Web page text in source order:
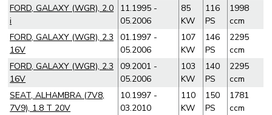
FORD, GALAXY (WGR), 2.0
i
11.1995 -
05.2006
85
KW
116
PS
1998
ccm
FORD, GALAXY (WGR), 2.3
16V
01.1997 -
05.2006
107
KW
146
PS
2295
ccm
FORD, GALAXY (WGR), 2.3
16V
09.2001 -
05.2006
103
KW
140
PS
2295
ccm
SEAT, ALHAMBRA (7V8,
7V9), 1.8 T 20V
10.1997 -
03.2010
110
KW
150
PS
1781
ccm